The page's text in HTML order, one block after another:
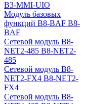
B3-MMI-UIO
Модуль базовых
функций B8-BAF B8-
BAF
Сетевой модуль B8-
NET2-485 B8-NET2-
485
Сетевой модуль B8-
NET2-FX4 B8-NET2-
FX4
Сетевой модуль B8-